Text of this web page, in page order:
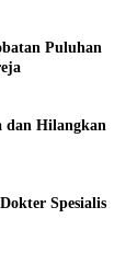
Puluhan
dan Hilangkan
Spesialis